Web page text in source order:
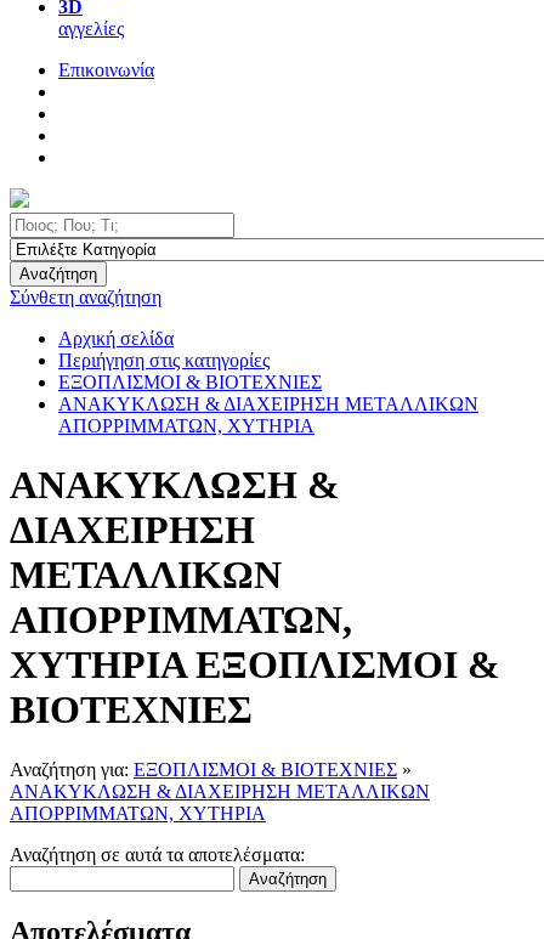
3D
αγγελίες
Επικοινωνία
Αναζήτηση
Σύνθετη αναζήτηση
Αρχική σελίδα
Περιήγηση στις κατηγορίες
ΕΞΟΠΛΙΣΜΟΙ & ΒΙΟΤΕΧΝΙΕΣ
ΑΝΑΚΥΚΛΩΣΗ & ΔΙΑΧΕΙΡΗΣΗ ΜΕΤΑΛΛΙΚΩΝ
ΑΠΟΡΡΙΜΜΑΤΩΝ, ΧΥΤΗΡΙΑ
ΑΝΑΚΥΚΛΩΣΗ &
ΔΙΑΧΕΙΡΗΣΗ
ΜΕΤΑΛΛΙΚΩΝ
ΑΠΟΡΡΙΜΜΑΤΩΝ,
ΧΥΤΗΡΙΑ ΕΞΟΠΛΙΣΜΟΙ &
ΒΙΟΤΕΧΝΙΕΣ
Αναζήτηση για: ΕΞΟΠΛΙΣΜΟΙ & ΒΙΟΤΕΧΝΙΕΣ »
ΑΝΑΚΥΚΛΩΣΗ & ΔΙΑΧΕΙΡΗΣΗ ΜΕΤΑΛΛΙΚΩΝ
ΑΠΟΡΡΙΜΜΑΤΩΝ, ΧΥΤΗΡΙΑ
Αναζήτηση σε αυτά τα αποτελέσματα:
Αναζήτηση
Αποτελέσματα